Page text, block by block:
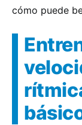
cómo puede